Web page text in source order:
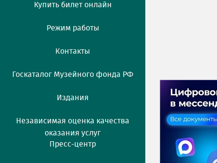
Купить билет онлайн
Режим работы
Контакты
Госкаталог Музейного фонда РФ
Издания
Независимая оценка качества
оказания услуг
Пресс-центр